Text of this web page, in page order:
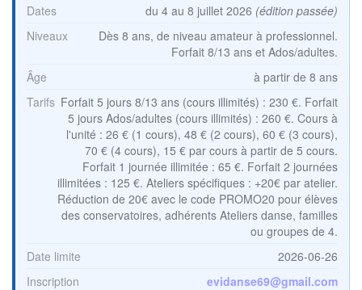
Dates du 4 au 8 juillet 2026 (édition passée)
Niveaux
Dès 8 ans, de niveau amateur à professionnel.
Forfait 8/13 ans et Ados/adultes.
Âge
à partir de 8 ans
Tarifs Forfait 5 jours 8/13 ans (cours illimités) : 230 €. Forfait
5 jours Ados/adultes (cours illimités) : 260 €. Cours à
l'unité : 26 € (1 cours), 48 € (2 cours), 60 € (3 cours),
70 € (4 cours), 15 € par cours à partir de 5 cours.
Forfait 1 journée illimitée : 65 €. Forfait 2 journées
illimitées : 125 €. Ateliers spécifiques : +20€ par atelier.
Réduction de 20€ avec le code PROMO20 pour élèves
des conservatoires, adhérents Ateliers danse, familles
ou groupes de 4.
Date limite
2026-06-26
Inscription
evidanse69@gmail.com